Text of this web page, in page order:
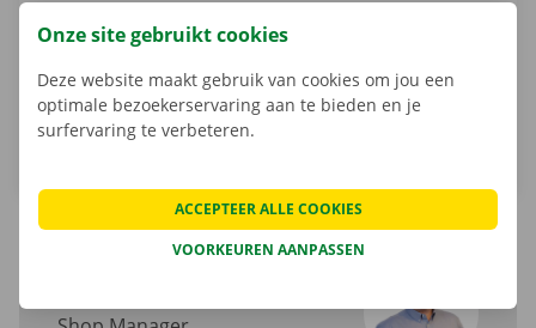
Email.:chatelineau-bp@dockx.be
Routebeschrijving
Onze site gebruikt cookies
Deze website maakt gebruik van cookies om jou een
optimale bezoekerservaring aan te bieden en je
surfervaring te verbeteren.
VOORKEUREN AANPASSEN
ACCEPTEER ALLE COOKIES